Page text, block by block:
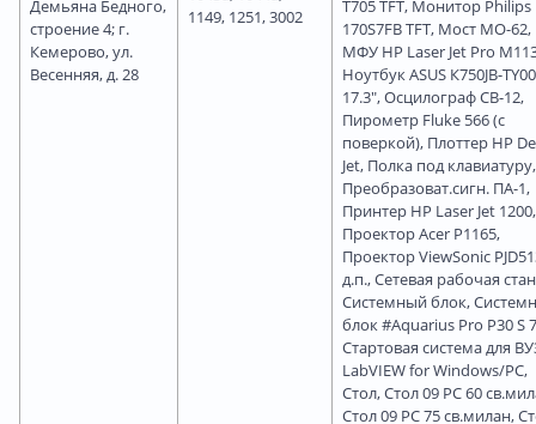
Демьяна Бедного,
строение 4; г.
Кемерово, ул.
Весенняя, д. 28
1149, 1251, 3002
T705 TFT, Монитор Philips
170S7FB TFT, Мост МО-62,
МФУ HP Laser Jet Pro
Ноутбук ASUS К750JB-
17.3", Осцилограф СВ-12,
Пирометр Fluke 566 (с
поверкой), Плоттер HP
Jet, Полка под клавиатуру,
Преобразоват.сигн. ПА-1,
Принтер HP Laser Jet 1200,
Проектор Acer P1165,
Проектор ViewSonic
д.п., Сетевая рабочая
Системный блок,
блок #Aquarius Pro P30 S
Стартовая система для
LabVIEW for Windows/PC,
Стол, Стол 09 РС 60
Стол 09 РС 75 св.милан,